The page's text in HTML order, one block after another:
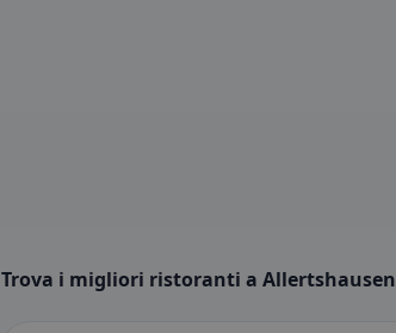
Trova i migliori ristoranti a Allertshausen